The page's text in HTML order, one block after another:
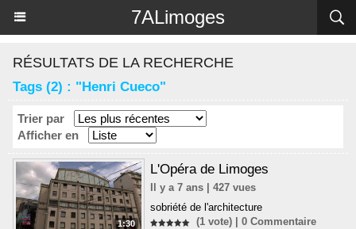
7ALimoges
RÉSULTATS DE LA RECHERCHE
Tags (2) : "Henri Cueco"
Trier par
Afficher en
1:30
L'Opéra de Limoges
Il y a 7 ans | 427 vues
sobriété de l'architecture
(1 vote) |0 Commentaire